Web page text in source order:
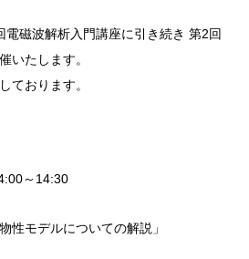
電磁波解析入門講座に引き続き 第2回
いたします。
ております。
～14:30
性モデルについての解説」